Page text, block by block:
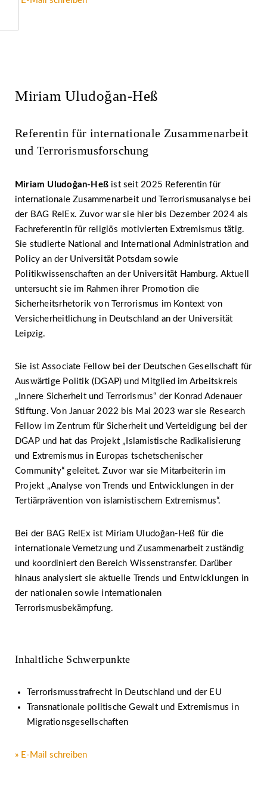
Miriam Uludoğan-Heß
Referentin für internationale Zusammenarbeit
und Terrorismusforschung
Miriam Uludoğan-Heß ist seit 2025 Referentin für
internationale Zusammenarbeit und Terrorismusanalyse bei
der BAG RelEx. Zuvor war sie hier bis Dezember 2024 als
Fachreferentin für religiös motivierten Extremismus tätig.
Sie studierte National and International Administration and
Policy an der Universität Potsdam sowie
Politikwissenschaften an der Universität Hamburg. Aktuell
untersucht sie im Rahmen ihrer Promotion die
Sicherheitsrhetorik von Terrorismus im Kontext von
Versicherheitlichung in Deutschland an der Universität
Leipzig.
Sie ist Associate Fellow bei der Deutschen Gesellschaft für
Auswärtige Politik (DGAP) und Mitglied im Arbeitskreis
„Innere Sicherheit und Terrorismus“ der Konrad Adenauer
Stiftung. Von Januar 2022 bis Mai 2023 war sie Research
Fellow im Zentrum für Sicherheit und Verteidigung bei der
DGAP und hat das Projekt „Islamistische Radikalisierung
und Extremismus in Europas tschetschenischer
Community“ geleitet. Zuvor war sie Mitarbeiterin im
Projekt „Analyse von Trends und Entwicklungen in der
Tertiärprävention von islamistischem Extremismus“.
Bei der BAG RelEx ist Miriam Uludoğan-Heß für die
internationale Vernetzung und Zusammenarbeit zuständig
und koordiniert den Bereich Wissenstransfer. Darüber
hinaus analysiert sie aktuelle Trends und Entwicklungen in
der nationalen sowie internationalen
Terrorismusbekämpfung.
Inhaltliche Schwerpunkte
Terrorismusstrafrecht in Deutschland und der EU
Transnationale politische Gewalt und Extremismus in
Migrationsgesellschaften
» E-Mail schreiben